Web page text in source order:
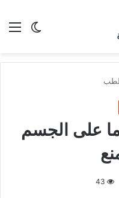
الوضع
على الجسم
43